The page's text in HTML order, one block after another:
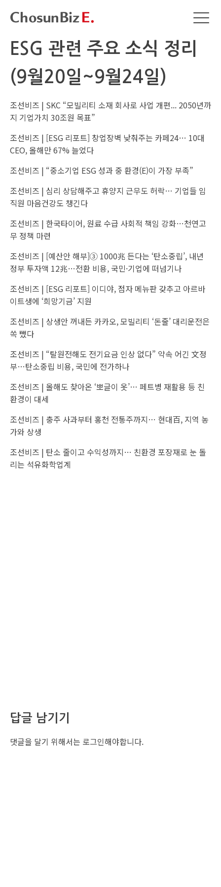
ESG 관련 주요 소식 정리
(9월20일~9월24일)
조선비즈 | SKC “모빌리티 소재 회사로 사업 개편... 2050년까
지 기업가치 30조원 목표”
조선비즈 | [ESG 리포트] 창업장벽 낮춰주는 카페24… 10대
CEO, 올해만 67% 늘었다
조선비즈 | “중소기업 ESG 성과 중 환경(E)이 가장 부족”
조선비즈 | 심리 상담해주고 휴양지 근무도 허락… 기업들 임
직원 마음건강도 챙긴다
조선비즈 | 한국타이어, 원료 수급 사회적 책임 강화…천연고
무 정책 마련
조선비즈 | [예산안 해부]③ 1000兆 든다는 ‘탄소중립’, 내년
정부 투자액 12兆…전환 비용, 국민·기업에 떠넘기나
조선비즈 | [ESG 리포트] 이디야, 점자 메뉴판 갖추고 아르바
이트생에 ‘희망기금’ 지원
조선비즈 | 상생안 꺼내든 카카오, 모빌리티 ‘돈줄’ 대리운전은
쏙 뺐다
조선비즈 | “탈원전해도 전기요금 인상 없다” 약속 어긴 文정
부…탄소중립 비용, 국민에 전가하나
조선비즈 | 올해도 찾아온 ‘뽀글이 옷’… 페트병 재활용 등 친
환경이 대세
조선비즈 | 충주 사과부터 홍천 전통주까지… 현대百, 지역 농
가와 상생
조선비즈 | 탄소 줄이고 수익성까지… 친환경 포장재로 눈 돌
리는 석유화학업계
답글 남기기
댓글을 달기 위해서는 로그인해야합니다.